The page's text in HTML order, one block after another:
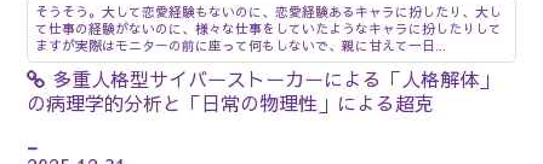
そうそう。大して恋愛経験もないのに、恋愛経験あるキャラに扮したり、大し
て仕事の経験がないのに、様々な仕事をしていたようなキャラに扮したりして
ますが実際はモニターの前に座って何もしないで、親に甘えて一日...
多重人格型サイバーストーカーによる「人格解体」
の病理学的分析と「日常の物理性」による超克
_